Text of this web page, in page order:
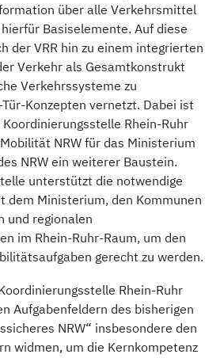
über alle Verkehrsmittel
Basiselemente. Auf diese
der VRR hin zu einem integrierten
Verkehr als Gesamtkonstrukt
Verkehrssysteme zu
Konzepten vernetzt. Dabei ist
Rhein-Ruhr
NRW für das Ministerium
NRW ein weiterer Baustein.
unterstützt die notwendige
dem Ministerium, den Kommunen
und regionalen
im Rhein-Ruhr-Raum, um den
gerecht zu werden.
Rhein-Ruhr
Aufgabenfeldern des bisherigen
NRW“ insbesondere den
widmen, um die Kernkompetenz